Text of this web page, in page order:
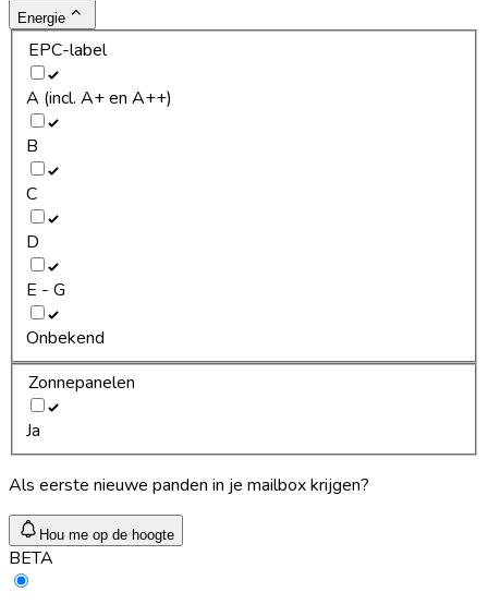
Energie
EPC-label
A (incl. A+ en A++)
B
C
D
E - G
Onbekend
Zonnepanelen
Ja
Als eerste nieuwe panden in je mailbox krijgen?
Hou me op de hoogte
BETA